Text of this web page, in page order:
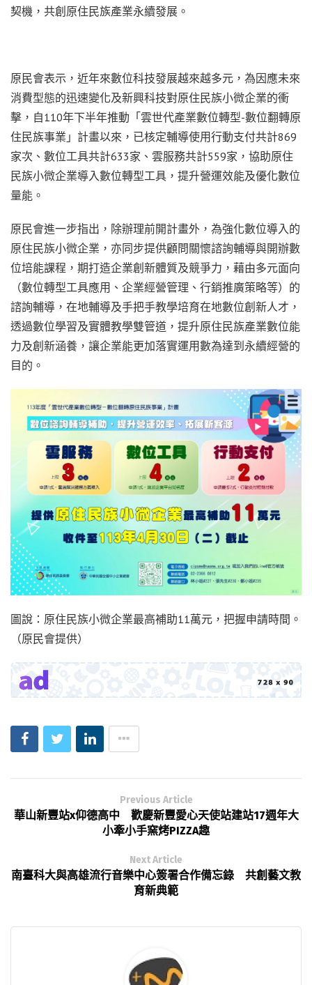
契機，共創原住民族產業永續發展。
原民會表示，近年來數位科技發展越來越多元，為因應未來
消費型態的迅速變化及新興科技對原住民族小微企業的衝
擊，自110年下半年推動「雲世代產業數位轉型-數位翻轉原
住民族事業」計畫以來，已核定輔導使用行動支付共計869
家次、數位工具共計633家、雲服務共計559家，協助原住
民族小微企業導入數位轉型工具，提升營運效能及優化數位
量能。
原民會進一步指出，除辦理前開計畫外，為強化數位導入的
原住民族小微企業，亦同步提供顧問關懷諮詢輔導與開辦數
位培能課程，期打造企業創新體質及競爭力，藉由多元面向
（數位轉型工具應用、企業經營管理、行銷推廣策略等）的
諮詢輔導，在地輔導及手把手教學培育在地數位創新人才，
透過數位學習及實體教學雙管道，提升原住民族產業數位能
力及創新涵養，讓企業能更加落實運用數為達到永續經營的
目的。
圖說：原住民族小微企業最高補助11萬元，把握申請時間。
（原民會提供）
Previous Article
華山新豐站x仰德高中 歡慶新豐愛心天使站建站17週年大
小牽小手窯烤PIZZA趣
Next Article
南臺科大與高雄流行音樂中心簽署合作備忘錄 共創藝文教
育新典範